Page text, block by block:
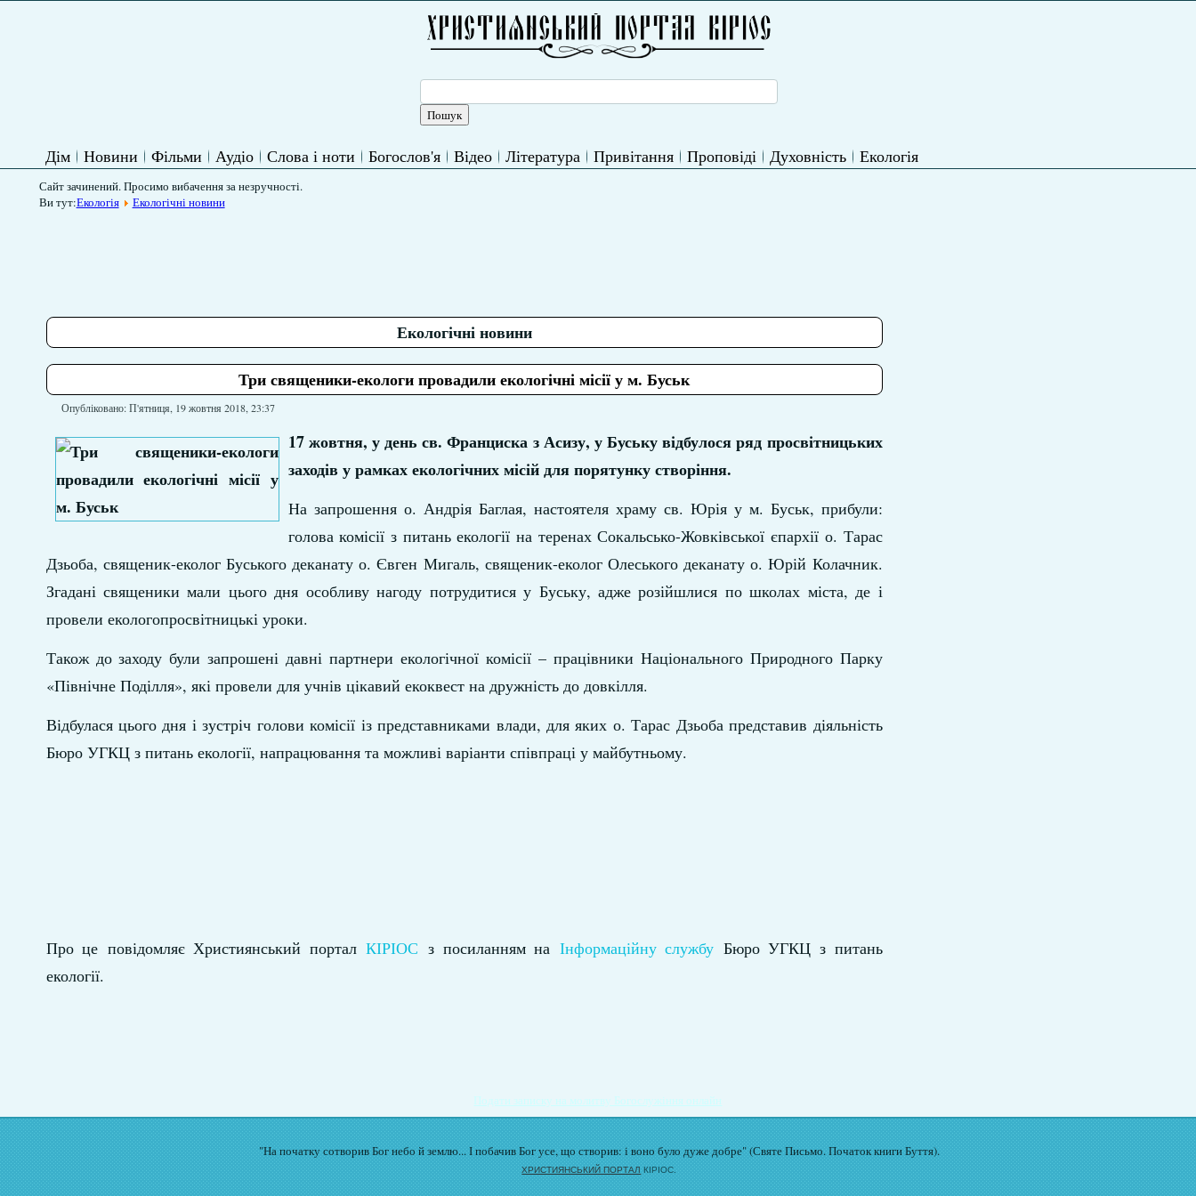
Дім Новини Фільми Аудіо Слова і ноти Богослов'я Відео Література Привітання Проповіді Духовність Екологія
Сайт зачинений. Просимо вибачення за незручності.
Ви тут:Екологія Екологічні новини
Екологічні новини
Три священики-екологи провадили екологічні місії у м. Буськ
Опубліковано: П'ятниця, 19 жовтня 2018, 23:37
17 жовтня, у день св. Франциска з Асизу, у Буську відбулося ряд просвітницьких
заходів у рамках екологічних місій для порятунку створіння.
На запрошення о. Андрія Баглая, настоятеля храму св. Юрія у м. Буськ, прибули:
голова комісії з питань екології на теренах Сокальсько-Жовківської єпархії о. Тарас
Дзьоба, священик-еколог Буського деканату о. Євген Мигаль, священик-еколог Олеського деканату о. Юрій Колачник.
Згадані священики мали цього дня особливу нагоду потрудитися у Буську, адже розійшлися по школах міста, де і
провели екологопросвітницькі уроки.
Також до заходу були запрошені давні партнери екологічної комісії – працівники Національного Природного Парку
«Північне Поділля», які провели для учнів цікавий екоквест на дружність до довкілля.
Відбулася цього дня і зустріч голови комісії із представниками влади, для яких о. Тарас Дзьоба представив діяльність
Бюро УГКЦ з питань екології, напрацювання та можливі варіанти співпраці у майбутньому.
Про це повідомляє Християнський порталКІРІОС з посиланням на Інформаційну службу Бюро УГКЦ з питань
екології.
Подати записку на молитву Богослужіння онлайн
"На початку сотворив Бог небо й землю... І побачив Бог усе, що створив: і воно було дуже добре" (Святе Письмо. Початок книги Буття).
ХРИСТИЯНСЬКИЙ ПОРТАЛ КІРІОС.